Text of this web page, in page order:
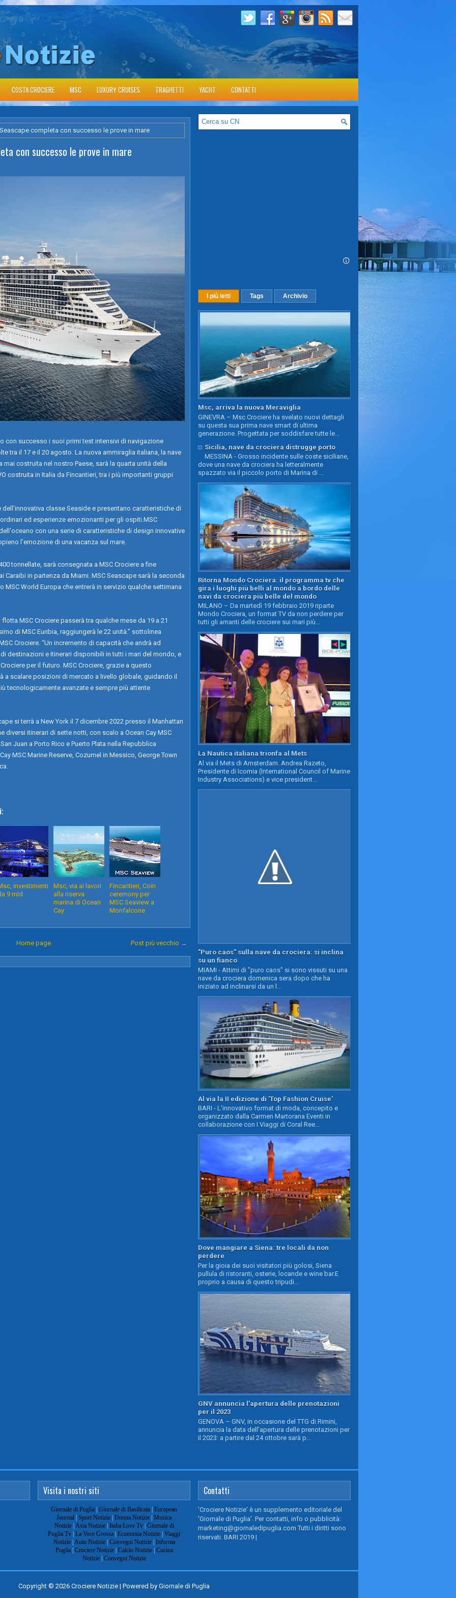
COSTA CROCIERE MSC LUXURY CRUISES TRAGHETTI YACHT CONTATTI
completa con successo le prove in mare
con successo le prove in mare
con successo i suoi primi test intensivi di navigazione
tra il 17 e il 20 agosto. La nuova ammiraglia italiana, la nave
costruita nel nostro Paese, sarà la quarta unità della
costruita in Italia da Fincantieri, tra i più importanti gruppi
dell’innovativa classe Seaside e presentano caratteristiche di
ed esperienze emozionanti per gli ospiti.MSC
con una serie di caratteristiche di design innovative
l’emozione di una vacanza sul mare.
tonnellate, sarà consegnata a MSC Crociere a fine
Caraibi in partenza da Miami. MSC Seascape sarà la seconda
MSC World Europa che entrerà in servizio qualche settimana
MSC Crociere passerà tra qualche mese da 19 a 21
di MSC Euribia, raggiungerà le 22 unità.” sottolinea
Crociere. “Un incremento di capacità che andrà ad
destinazioni e itinerari disponibili in tutti i mari del mondo, e
per il futuro. MSC Crociere, grazie a questo
a scalare posizioni di mercato a livello globale, guidando il
tecnologicamente avanzate e sempre più attente
si terrà a New York il 7 dicembre 2022 presso il Manhattan
diversi itinerari di sette notti, con scalo a Ocean Cay MSC
Juan a Porto Rico e Puerto Plata nella Repubblica
MSC Marine Reserve, Cozumel in Messico, George Town
investimenti
9 mld
Msc, via ai lavori
alla riserva
marina di Ocean
Cay
Fincantieri, Coin
ceremony per
MSC Seaview a
Monfalcone
Post più vecchio →
Home page
I più letti Tags Archivio
Msc, arriva la nuova Meraviglia
GINEVRA – Msc Crociere ha svelato nuovi dettagli
su questa sua prima nave smart di ultima
generazione. Progettata per soddisfare tutte le...
Sicilia, nave da crociera distrugge porto
MESSINA - Grosso incidente sulle coste siciliane,
dove una nave da crociera ha letteralmente
spazzato via il piccolo porto di Marina di ...
Ritorna Mondo Crociera: il programma tv che
gira i luoghi più belli al mondo a bordo delle
navi da crociera più belle del mondo
MILANO – Da martedì 19 febbraio 2019 riparte
Mondo Crociera, un format TV da non perdere per
tutti gli amanti delle crociere sui mari più...
La Nautica italiana trionfa al Mets
Al via il Mets di Amsterdam. Andrea Razeto,
Presidente di Icomia (International Council of Marine
Industry Associations) e vice president...
"Puro caos" sulla nave da crociera: si inclina
su un fianco
MIAMI - Attimi di "puro caos" si sono vissuti su una
nave da crociera domenica sera dopo che ha
iniziato ad inclinarsi da un l...
Al via la II edizione di 'Top Fashion Cruise'
BARI - L'innovativo format di moda, concepito e
organizzato dalla Carmen Martorana Eventi in
collaborazione con I Viaggi di Coral Ree...
Dove mangiare a Siena: tre locali da non
perdere
Per la gioia dei suoi visitatori più golosi, Siena
pullula di ristoranti, osterie, locande e wine bar.E
proprio a causa di questo tripudi...
GNV annuncia l'apertura delle prenotazioni
per il 2023
GENOVA – GNV, in occasione del TTG di Rimini,
annuncia la data dell’apertura delle prenotazioni per
il 2023: a partire dal 24 ottobre sarà p...
Visita i nostri siti
Giornale di Puglia | Giornale di Basilicata | European
Journal | Sport Notizie | Donna Notizie | Musica
Notizie| Asia Notizie| Italia Love Tv| Giornale di
Puglia Tv | La Voce Grossa | Economia Notizie | Viaggi
Notizie| Auto Notizie| Convegni Notizie| Informa
Puglia| Crociere Notizie| Calcio Notizie| Cucina
Notizie| Convegni Notizie
Contatti
'Crociere Notizie' è un supplemento editoriale del
'Giornale di Puglia'. Per contatti, info o pubblicità:
marketing@giornaledipuglia.com Tutti i diritti sono
riservati. BARI 2019 |
Copyright © 2026 Crociere Notizie | Powered by Giornale di Puglia